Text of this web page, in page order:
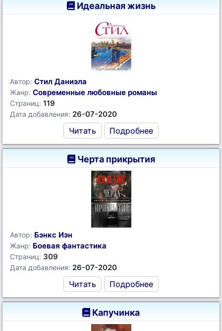
Идеальная жизнь
Автор: Стил Даниэла
Жанр: Современные любовные романы
Страниц: 119
Дата добавления: 26-07-2020
Читать Подробнее
Черта прикрытия
Автор: Бэнкс Иэн
Жанр: Боевая фантастика
Страниц: 309
Дата добавления: 26-07-2020
Читать Подробнее
Капучинка